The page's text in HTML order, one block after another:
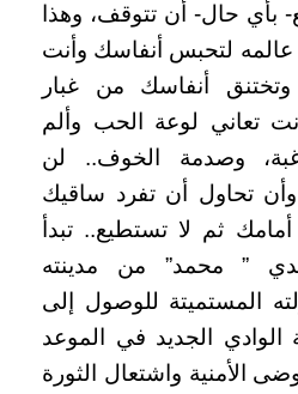
بأي حال- أن تتوقف، وهذا
عالمه لتحبس أنفاسك وأنت
أنفاسك من غبار
تعاني لوعة الحب وألم
وصدمة الخوف.. لن
تحاول أن تفرد ساقيك
ثم لا تستطيع.. تبدأ
” محمد” من مدينته
المستميتة للوصول إلى
الوادي الجديد في الموعد
الأمنية واشتعال الثورة